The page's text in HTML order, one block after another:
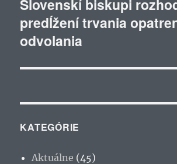
Ďalší
článok:
Slovenskí biskupi
predĺžení trvania
odvolania
KATEGÓRIE
Aktuálne (45)